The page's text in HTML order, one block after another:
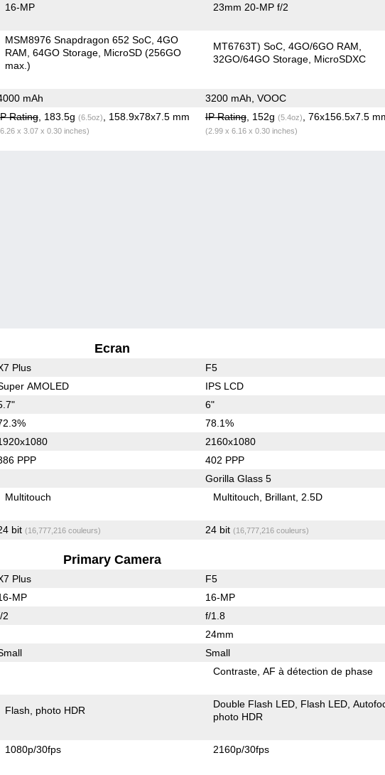
16-MP 23mm 20-MP f/2
MSM8976 Snapdragon 652 SoC 4GO
RAM 64GO Storage MicroSD (256GO
max.)
MT6763T) SoC 4GO/6GO RAM
32GO/64GO Storage MicroSDXC
mAh 3200 mAh, VOOC
Rating, 183.5g (6.5oz) , 158.9x78x7.5 mm
x 3.07 x 0.30 inches)
IP Rating, 152g (5.4oz) , 76x156.5x7.5
(2.99 x 6.16 x 0.30 inches)
Ecran
Plus F5
AMOLED IPS LCD
6"
78.1%
2160x1080
PPP 402 PPP
Gorilla Glass 5
Multitouch Multitouch Brillant 2.5D
bit (16,777,216 couleurs) 24 bit (16,777,216 couleurs)
Primary Camera
Plus F5
MP 16-MP
2 f/1.8
24mm
Small
Contraste AF à détection de phase
Flash photo HDR
Double Flash LED Flash LED
photo HDR
1080p/30fps 2160p/30fps